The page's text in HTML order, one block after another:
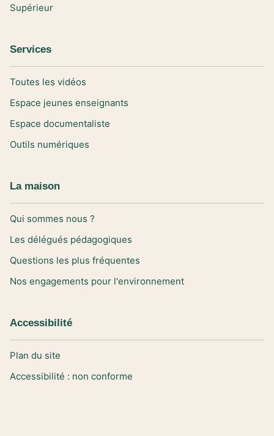
Supérieur
Services
Toutes les vidéos
Espace jeunes enseignants
Espace documentaliste
Outils numériques
La maison
Qui sommes nous ?
Les délégués pédagogiques
Questions les plus fréquentes
Nos engagements pour l'environnement
Accessibilité
Plan du site
Accessibilité : non conforme